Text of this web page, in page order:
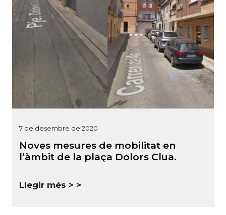
7 de desembre de 2020
Noves mesures de mobilitat en
l’àmbit de la plaça Dolors Clua.
Llegir més >